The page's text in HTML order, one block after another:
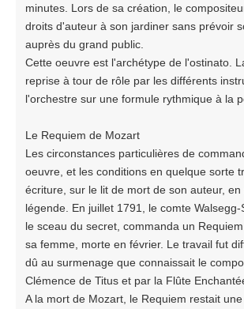
minutes. Lors de sa création, le
droits d'auteur à son jardiner sans prévoir
auprès du grand public.
Cette oeuvre est l'archétype de l'ostinato.
reprise à tour de rôle par les différents
l'orchestre sur une formule rythmique à la
Le Requiem de Mozart
Les circonstances particulières de
oeuvre, et les conditions en quelque sorte
écriture, sur le lit de mort de son auteur, en
légende. En juillet 1791, le comte
le sceau du secret, commanda un
sa femme, morte en février. Le travail fut
dû au surmenage que connaissait le
Clémence de Titus et par la Flûte
A la mort de Mozart, le Requiem restait